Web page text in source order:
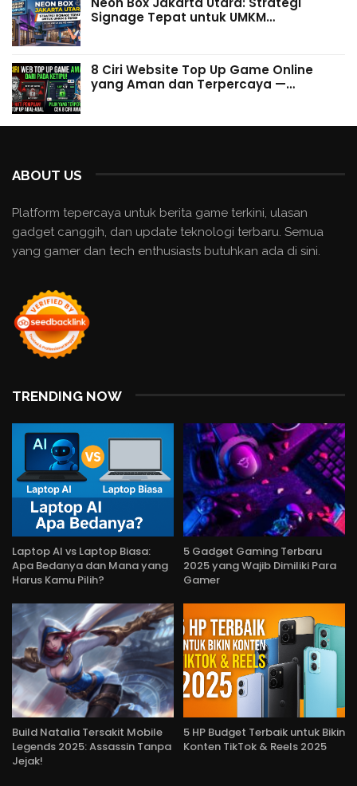
Signage Tepat untuk UMKM…
8 Ciri Website Top Up Game Online
yang Aman dan Terpercaya —…
ABOUT US
Platform tepercaya untuk berita game terkini, ulasan
gadget canggih, dan update teknologi terbaru. Semua
yang gamer dan tech enthusiasts butuhkan ada di sini.
TRENDING NOW
Laptop AI vs Laptop Biasa:
Apa Bedanya dan Mana yang
Harus Kamu Pilih?
5 Gadget Gaming Terbaru
2025 yang Wajib Dimiliki Para
Gamer
Build Natalia Tersakit Mobile
Legends 2025: Assassin Tanpa
Jejak!
5 HP Budget Terbaik untuk Bikin
Konten TikTok & Reels 2025